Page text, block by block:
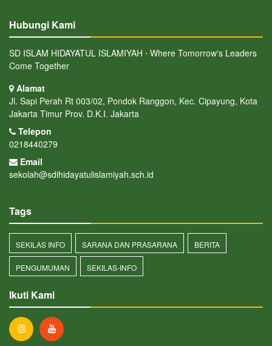
Hubungi Kami
SD ISLAM HIDAYATUL ISLAMIYAH ⋅ Where Tomorrow's Leaders
Come Together
Alamat
Jl. Sapi Perah Rt 003/02, Pondok Ranggon, Kec. Cipayung, Kota
Jakarta Timur Prov. D.K.I. Jakarta
Telepon
0218440279
Email
sekolah@sdihidayatulislamiyah.sch.id
Tags
SEKILAS INFO SARANA DAN PRASARANA BERITA
PENGUMUMAN SEKILAS-INFO
Ikuti Kami